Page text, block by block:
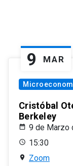
9 MAR
Cristóbal
Berkeley
9 de Marzo
15:30
Zoom